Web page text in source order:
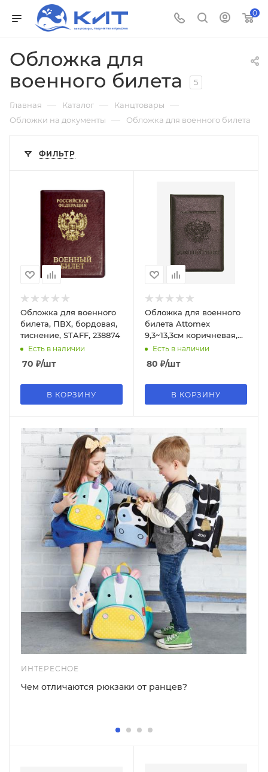
0
Обложка для
военного билета
5
Главная — Каталог — Канцтовары —
Обложки на документы — Обложка для военного билета
ФИЛЬТР
Обложка для военного
билета, ПВХ, бордовая,
тиснение, STAFF, 238874
Есть в наличии
70 ₽/шт
В КОРЗИНУ
Обложка для военного
билета Attomex
9,3~13,3см коричневая,
глянцевая экокожа,
1031502
Есть в наличии
80 ₽/шт
В КОРЗИНУ
ИНТЕРЕСНОЕ
Чем отличаются рюкзаки от ранцев?